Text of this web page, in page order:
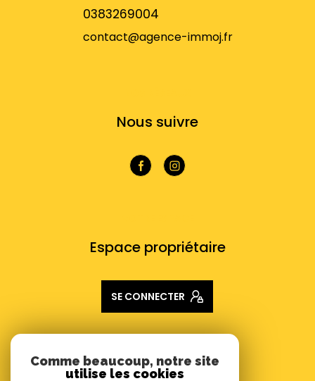
0383269004
contact@agence-immoj.fr
Nous suivre
Espace propriétaire
SE CONNECTER
ADHÉRENTS
Comme beaucoup, notre site
utilise les cookies